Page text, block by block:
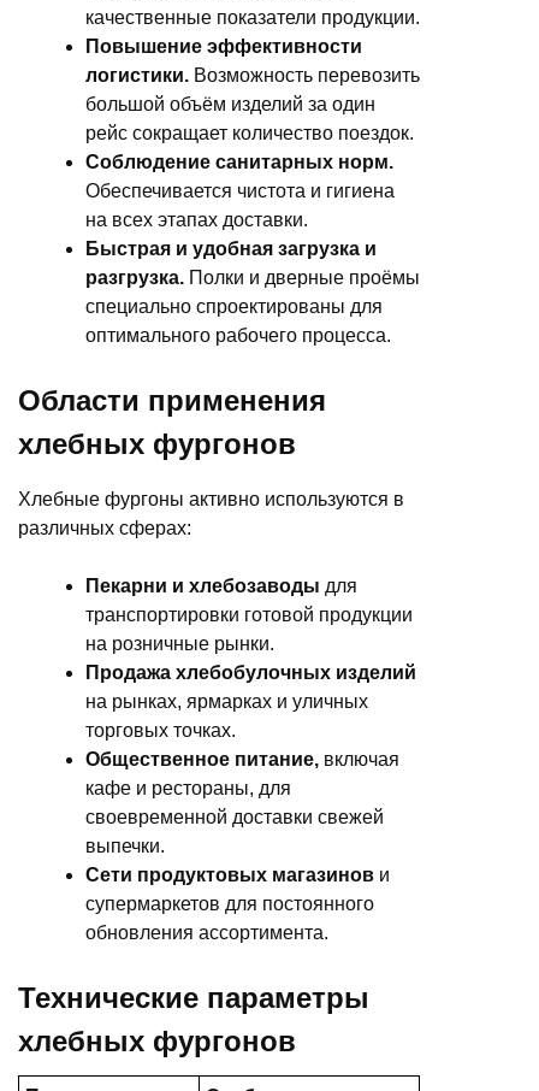
качественные показатели продукции.
Повышение эффективности
логистики. Возможность перевозить
большой объём изделий за один
рейс сокращает количество поездок.
Соблюдение санитарных норм.
Обеспечивается чистота и гигиена
на всех этапах доставки.
Быстрая и удобная загрузка и
разгрузка. Полки и дверные проёмы
специально спроектированы для
оптимального рабочего процесса.
Области применения
хлебных фургонов
Хлебные фургоны активно используются в
различных сферах:
Пекарни и хлебозаводы для
транспортировки готовой продукции
на розничные рынки.
Продажа хлебобулочных изделий
на рынках, ярмарках и уличных
торговых точках.
Общественное питание, включая
кафе и рестораны, для
своевременной доставки свежей
выпечки.
Сети продуктовых магазинов и
супермаркетов для постоянного
обновления ассортимента.
Технические параметры
хлебных фургонов